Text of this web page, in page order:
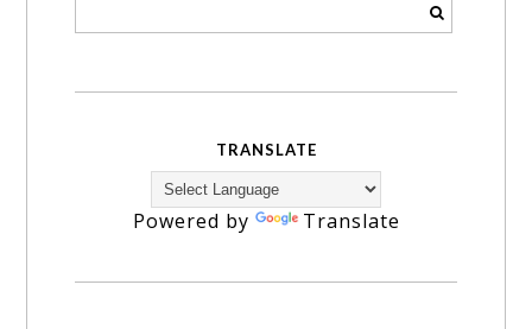
TRANSLATE
Powered by Translate